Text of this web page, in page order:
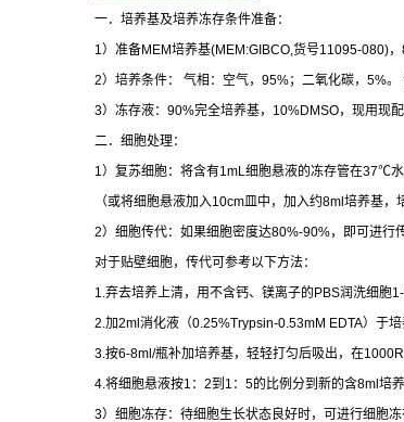
一．培养基及培养冻存条件准备：
1 ）准备MEM培养基(MEM:GIBCO, 货号11095-080)，
2）培养条件： 气相：空气， 95%；二氧化碳， 5%。
3）冻存液： 90%完全培养基， 10%DMSO，现用现
二．细胞处理：
1 ）复苏细胞：将含有1mL 细胞悬液的冻存管在37℃
（或将细胞悬液加入10cm皿中，加入约8ml培养基，
2）细胞传代：如果细胞密度达80%-90%，即可进行
对于贴壁细胞，传代可参考以下方法：
1. 弃去培养上清，用不含钙、镁离子的PBS润洗细胞
2. 加2ml消化液（0.25%Trypsin-0.53mM EDTA）于
3. 按6-8ml/瓶补加培养基，轻轻打匀后吸出，在
4. 将细胞悬液按1 ： 2到 1 ： 5的比例分到新的含8ml培
3）细胞冻存：待细胞生长状态良好时，可进行细胞